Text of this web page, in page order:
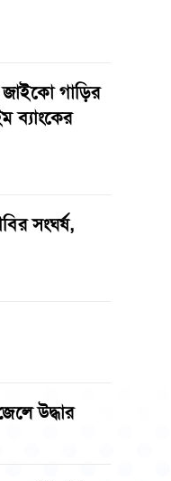
জাইকো গাড়ির
ব্যাংকের
সংঘর্ষ,
উদ্ধার